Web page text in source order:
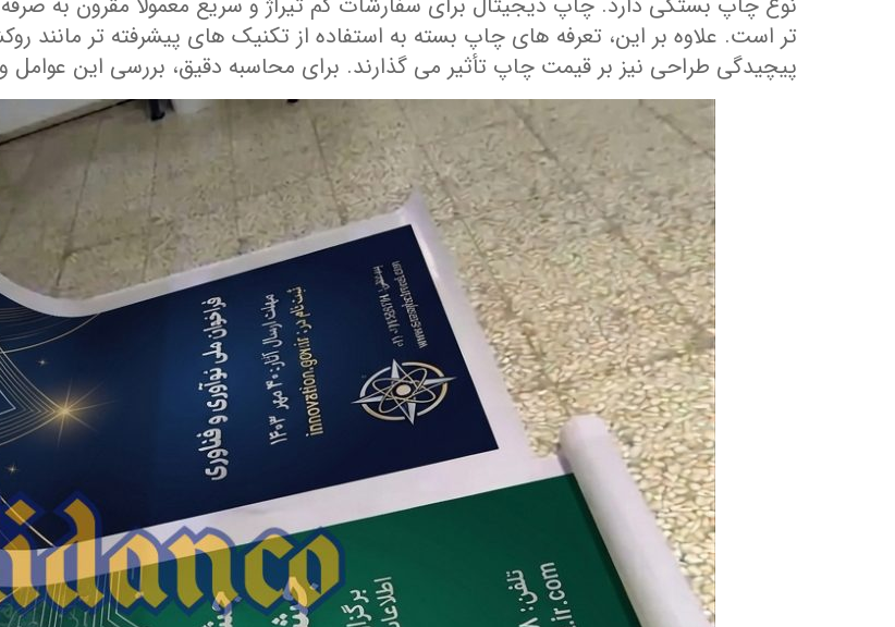
پیچیدگی طراحی نیز بر قیمت چاپ تأثیر می‌ گذارند. برای محاسبه دقیق، بررسی این عوامل